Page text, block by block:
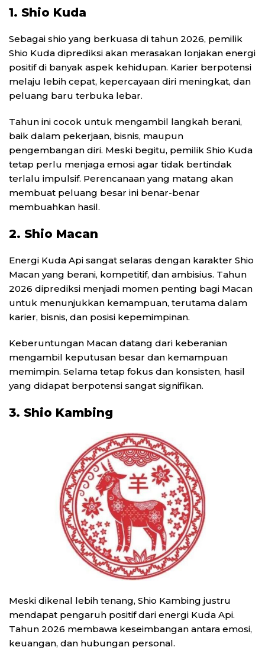
1. Shio Kuda
Sebagai shio yang berkuasa di tahun 2026, pemilik
Shio Kuda diprediksi akan merasakan lonjakan energi
positif di banyak aspek kehidupan. Karier berpotensi
melaju lebih cepat, kepercayaan diri meningkat, dan
peluang baru terbuka lebar.
Tahun ini cocok untuk mengambil langkah berani,
baik dalam pekerjaan, bisnis, maupun
pengembangan diri. Meski begitu, pemilik Shio Kuda
tetap perlu menjaga emosi agar tidak bertindak
terlalu impulsif. Perencanaan yang matang akan
membuat peluang besar ini benar-benar
membuahkan hasil.
2. Shio Macan
Energi Kuda Api sangat selaras dengan karakter Shio
Macan yang berani, kompetitif, dan ambisius. Tahun
2026 diprediksi menjadi momen penting bagi Macan
untuk menunjukkan kemampuan, terutama dalam
karier, bisnis, dan posisi kepemimpinan.
Keberuntungan Macan datang dari keberanian
mengambil keputusan besar dan kemampuan
memimpin. Selama tetap fokus dan konsisten, hasil
yang didapat berpotensi sangat signifikan.
3. Shio Kambing
Meski dikenal lebih tenang, Shio Kambing justru
mendapat pengaruh positif dari energi Kuda Api.
Tahun 2026 membawa keseimbangan antara emosi,
keuangan, dan hubungan personal.